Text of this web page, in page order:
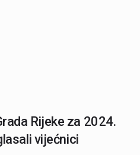
Rijeke za 2024.
vijećnici